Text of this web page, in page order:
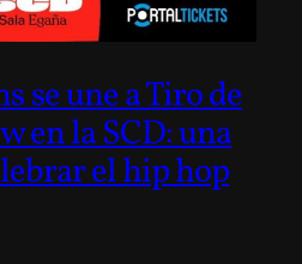
se une a Tiro de
en la SCD: una
el hip hop